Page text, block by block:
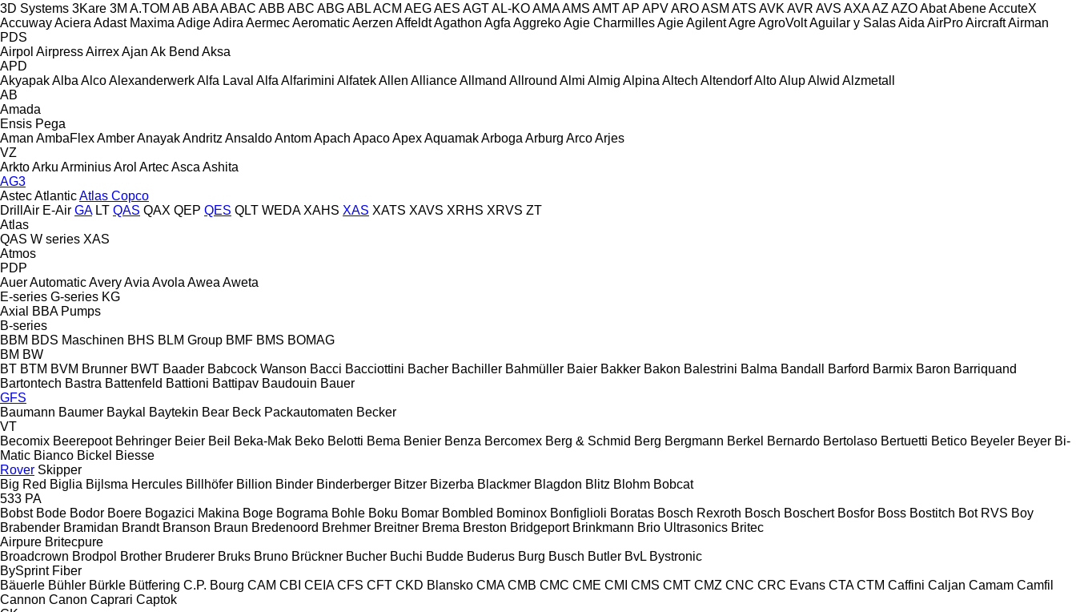
3D Systems 3Kare 3M A.TOM AB ABAABAC ABB ABC ABGABLACM AEGAES AGTAL-KOAMAAMS AMTAP APVAROASM ATS AVK AVR AVS AXAAZ AZOAbatAbeneAccuteX
AccuwayAciera Adast Maxima AdigeAdira AermecAeromaticAerzen AffeldtAgathon Agfa AggrekoAgie CharmillesAgieAgilentAgreAgroVoltAguilar y SalasAida AirProAircraftAirman
PDS
Airpol AirpressAirrexAjan Ak Bend Aksa
APD
AkyapakAlba AlcoAlexanderwerkAlfa Laval Alfa Alfarimini AlfatekAllen AllianceAllmand Allround Almi Almig Alpina Altech AltendorfAltoAlupAlwid Alzmetall
AB
Amada
Ensis Pega
Aman AmbaFlexAmberAnayakAndritz AnsaldoAntomApach ApacoApexAquamakArboga Arburg ArcoArjes
VZ
ArktoArku ArminiusArol ArtecAsca Ashita
AG3
AstecAtlanticAtlas Copco
DrillAir E-Air GA LT QAS QAX QEP QES QLT WEDA XAHS XAS XATS XAVS XRHS XRVS ZT
Atlas
QAS W series XAS
Atmos
PDP
AuerAutomaticAveryAvia Avola Awea Aweta
E-series G-series KG
Axial
BBA Pumps
B-series
BBM BDS Maschinen BHS BLM Group BMF BMS BOMAG
BM BW
BT BTM BVM Brunner BWT Baader Babcock Wanson Bacci Bacciottini Bacher Bachiller Bahmüller Baier Bakker Bakon Balestrini Balma Bandall Barford Barmix Baron Barriquand
Bartontech Bastra Battenfeld Battioni Battipav Baudouin Bauer
GFS
Baumann Baumer Baykal Baytekin Bear Beck Packautomaten Becker
VT
Becomix Beerepoot Behringer Beier Beil Beka-Mak Beko Belotti Bema Benier Benza Bercomex Berg & Schmid Berg Bergmann Berkel Bernardo Bertolaso Bertuetti Betico Beyeler Beyer Bi-
Matic Bianco Bickel Biesse
Rover Skipper
Big Red Biglia Bijlsma Hercules Billhöfer Billion Binder Binderberger Bitzer Bizerba Blackmer Blagdon Blitz Blohm Bobcat
533 PA
Bobst Bode Bodor Boere Bogazici Makina Boge Bograma Bohle Boku Bomar Bombled Bominox Bonfiglioli Boratas Bosch Rexroth Bosch Boschert Bosfor Boss Bostitch Bot RVS Boy
Brabender Bramidan Brandt Branson Braun Bredenoord Brehmer Breitner Brema Breston Bridgeport Brinkmann Brio Ultrasonics Britec
Airpure Britecpure
Broadcrown Brodpol Brother Bruderer Bruks Bruno Brückner Bucher Buchi Budde Buderus Burg Busch Butler BvL Bystronic
BySprint Fiber
Bäuerle Bühler Bürkle Bütfering C.P. Bourg CAM CBI CEIA CFS CFT CKD Blansko CMA CMB CMC CME CMI CMS CMT CMZ CNC CRC Evans CTA CTM Caffini Caljan Camam Camfil
Cannon Canon Caprari Captok